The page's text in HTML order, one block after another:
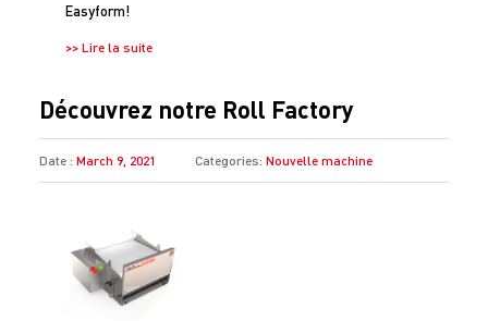
Easyform!
>> Lire la suite
Découvrez notre Roll Factory
Date : March 9, 2021 Categories: Nouvelle machine